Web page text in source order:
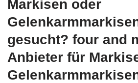
Markisen oder
gesucht? four and
Anbieter für